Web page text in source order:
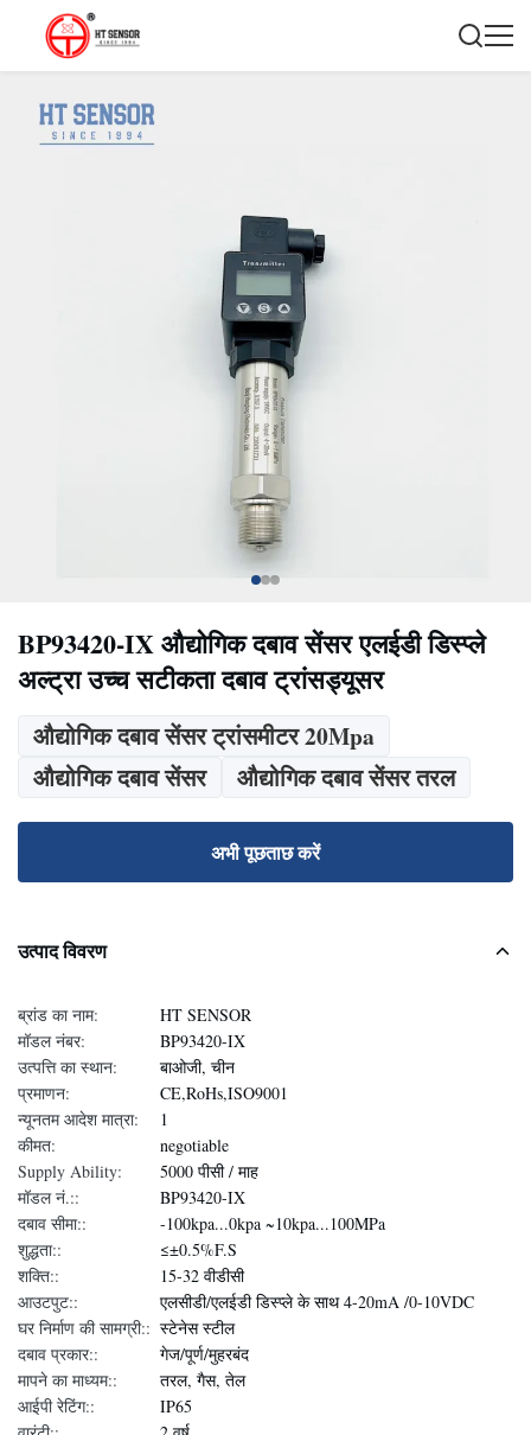
BP93420-IX औद्योगिक दबाव सेंसर एलईडी डिस्प्ले
अल्ट्रा उच्च सटीकता दबाव ट्रांसड्यूसर
औद्योगिक दबाव सेंसर ट्रांसमीटर 20Mpa
औद्योगिक दबाव सेंसर
औद्योगिक दबाव सेंसर तरल
अभी पूछताछ करें
उत्पाद विवरण
ब्रांड का नाम:
HT SENSOR
मॉडल नंबर:
BP93420-IX
उत्पत्ति का स्थान:
बाओजी, चीन
प्रमाणन:
CE,RoHs,ISO9001
न्यूनतम आदेश मात्रा:
1
कीमत:
negotiable
Supply Ability:
5000 पीसी / माह
मॉडल नं.::
BP93420-IX
दबाव सीमा::
-100kpa...0kpa ~10kpa...100MPa
शुद्धता::
≤±0.5%F.S
शक्ति::
15-32 वीडीसी
आउटपुट::
एलसीडी/एलईडी डिस्प्ले के साथ 4-20mA /0-10VDC
घर निर्माण की सामग्री:: स्टेनेस स्टील
दबाव प्रकार::
गेज/पूर्ण/मुहरबंद
मापने का माध्यम::
तरल, गैस, तेल
आईपी रेटिंग::
IP65